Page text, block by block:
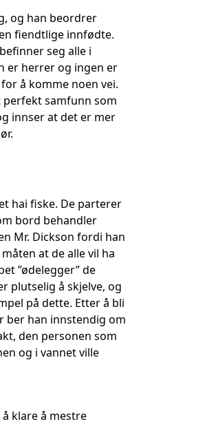
og han beordrer
fiendtlige innfødte.
seg alle i
er herrer og ingen er
å komme noen vei.
perfekt samfunn som
innser at det er mer
hai fiske. De parterer
bord behandler
Mr. Dickson fordi han
at de alle vil ha
”ødelegger” de
plutselig å skjelve, og
på dette. Etter å bli
ber han innstendig om
den personen som
og i vannet ville
klare å mestre